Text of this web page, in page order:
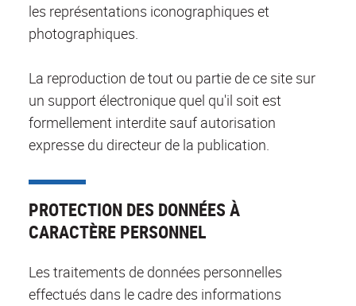
les représentations iconographiques et
photographiques.
La reproduction de tout ou partie de ce site sur
un support électronique quel qu'il soit est
formellement interdite sauf autorisation
expresse du directeur de la publication.
PROTECTION DES DONNÉES À
CARACTÈRE PERSONNEL
Les traitements de données personnelles
effectués dans le cadre des informations